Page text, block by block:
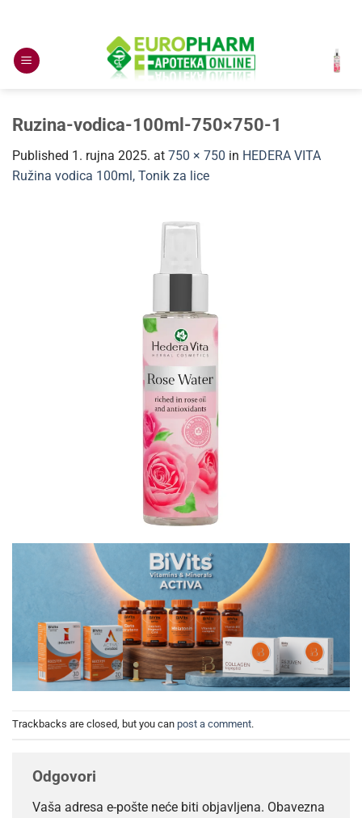
content
Ruzina-vodica-100ml-750×750-1
Published 1. rujna 2025. at 750 × 750 in HEDERA VITA
Ružina vodica 100ml, Tonik za lice
Trackbacks are closed, but you can post a comment.
Odgovori
Vaša adresa e-pošte neće biti objavljena. Obavezna